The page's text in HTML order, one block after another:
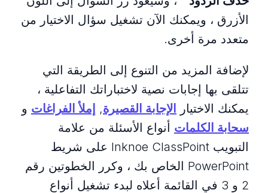
الأزرق ، ويمكنك الآن تشغيل سؤال الاختيار من
متعدد مرة أخرى.
لإضافة المزيد من التنوع إلى الطريقة التي
تتلقى بها إجابات نصية لاختباراتك التفاعلية ،
يمكنك الاختيار
الإجابة القصيرة, إملأ الفراغات و
سحابة الكلمات أنواع الأسئلة من علامة
التبويب Inknoe ClassPoint على شريط
PowerPoint الخاص بك ، وكرر الخطوتين رقم
2 و 3 في القائمة أعلاه لبدء تشغيل أنواع